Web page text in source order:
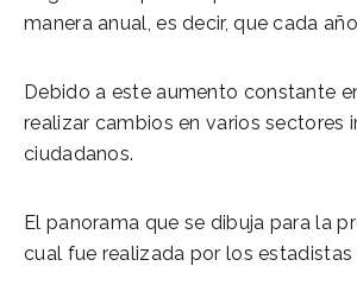
manera anual, es decir, que cada
Debido a este aumento constante
realizar cambios en varios sectores
ciudadanos.
El panorama que se dibuja para la
cual fue realizada por los